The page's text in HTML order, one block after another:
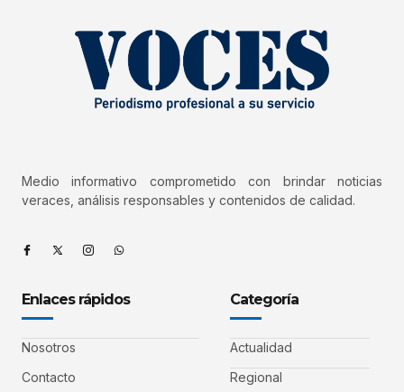
Medio informativo comprometido con brindar noticias
veraces, análisis responsables y contenidos de calidad.
Enlaces rápidos
Nosotros
Contacto
Categoría
Actualidad
Regional